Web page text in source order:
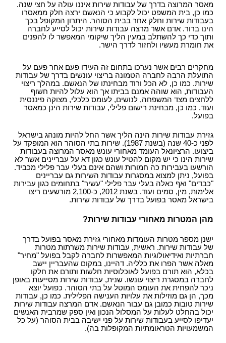
מאסר המרוצה בדרך של עבודות שירות איננו עולה על חצי שנה.
כמו כן, בית המשפט יכול לקבוע כי הנאשם ירצה חלק ממאסרו
בעבודות שירות וחלק אחר בבית הסוהר. היתרון המקופל בכך
הינו ברור. אדם אשר מרצה עבודות שירות יכול לסייע לחברה
ותוך כדי כך להשתלב במעין הליך שיקומי המאפשר לו להפנים
את חומרת מעשיו ולחזור לדרך הישר.
מחקרים רבים אשר נערכו בתחום זה העידו פעם אחר פעם על
התועלת הרבה לחברה הטמונה בריצוי עונשים בדרך של עבודות
שירות. כמו כן, לא הכל ורוד מבחינתו של הנאשם. במהלך ריצוי
העבודות, הוא שוהה אמנם בביתו אך הוא עלול להיות חשוף
ללחצים מצד המשפחה, לנושים, לעומס כלכלי, מצוקה פיננסית
ועוד. כמו כן, מבחינת רישום פלילי, עבודות שירות הינן כמאסר
בפועל.
גזירת עבודות שירות הינה הליך אשר החל להיות מונהג בישראל
לפני כ-40 שנה (בשנת 1987). שירות בתי הסוהר הוא המופקד על
ביצועו. הרציונאל העומד מאחורי עונש מאסר המרוצה בעבודות
שירות הינו כי יש מקום להטיל עונש כגון דא על עבריינים אשר לא
הורשעו בעבירות כה חמורות ושהם אינם בעלי עבר פלילי מכביד.
בפועל, ניתן למצוא במסגרות עבודות השירות גם עבריינים
"כבדים" ואף כאלה בעלי עבר פלילי "עשיר" בתחומים כגון עבירות
אלימות, מין, סמים ועוד. בשנת 2012, כ-2,100 מורשעים ריצו
בישראל מאסר בפועל בדרך של עבודות שירות.
מהן המטרות מאחורי עבודות שירות?
ישנן מספר מטרות העומדות מאחורי גזירת מאסר בפועל בדרך
של עבודות שירות. ראשית, עבודות שירות משרתות מטרות
חברתיות ואידיאולוגיות המאפשרות לחברה לקבל בפועל "מחיר"
מאלה אשר הפרו את כלליה. דהיינו, במקום שהעבריין יישב
בכלא, הוא תורם בפועל לאוכלוסיות חלשות ותורם את חלקו
לחברה במסגרת ריצוי עונשו. שנית, עבודות שירות מסייעות באופן
ניכר להפחית את העומס המוטל על בתי הסוהר. כפועל יוצא
מכך, הן גם מוזילות את עלויות הענישה הפלילית. כמו כן, עבודות
שירות טובות כמובן גם עבור הנאשם. אדם המרצה עבודות שירות
יכול בהחלט לעלות על המסלול הנכון ואין ספק שמרבית האנשים
יעדיפו לסייע בעבודות שירות על פני ישיבה בבית הסוהר (על כל
המשמעויות הטראומתיות המקופלות בה).